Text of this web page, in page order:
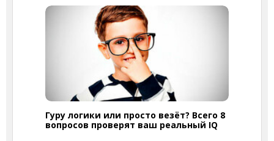
Гуру логики или просто везёт? Всего 8
вопросов проверят ваш реальный IQ